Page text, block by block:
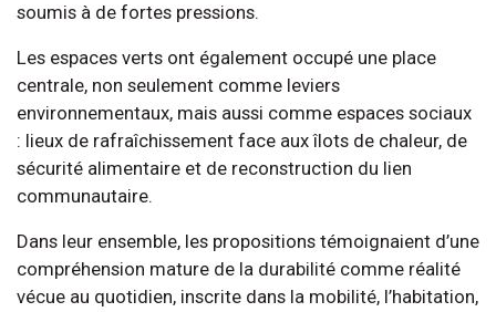
soumis à de fortes pressions.
Les espaces verts ont également occupé une place
centrale, non seulement comme leviers
environnementaux, mais aussi comme espaces sociaux
: lieux de rafraîchissement face aux îlots de chaleur, de
sécurité alimentaire et de reconstruction du lien
communautaire.
Dans leur ensemble, les propositions témoignaient d’une
compréhension mature de la durabilité comme réalité
vécue au quotidien, inscrite dans la mobilité, l’habitation,